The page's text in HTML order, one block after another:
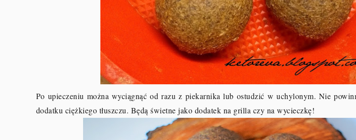
Po upieczeniu można wyciągnąć od razu z piekarnika lub ostudzić w uchylonym. Nie
dodatku ciężkiego tłuszczu. Będą świetne jako dodatek na grilla czy na wycieczkę!